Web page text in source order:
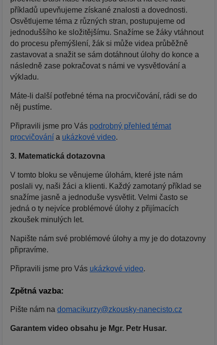
příkladů upevňujeme získané znalosti a dovednosti.
Osvětlujeme téma z různých stran, postupujeme od
jednoduššího ke složitějšímu. Snažíme se žáky vtáhnout
do procesu přemýšlení, žák si může videa průběžně
zastavovat a snažit se sám dotáhnout úlohy do konce a
následně zase pokračovat s námi ve vysvětlování a
výkladu.
Máte-li další potřebné téma na procvičování, rádi se do
něj pustíme.
Připravili jsme pro Vás podrobný přehled témat
procvičování a ukázkové video.
3. Matematická dotazovna
V tomto bloku se věnujeme úlohám, které jste nám
poslali vy, naši žáci a klienti. Každý zamotaný příklad se
snažíme jasně a jednoduše vysvětlit. Velmi často se
jedná o ty nejvíce problémové úlohy z přijímacích
zkoušek minulých let.
Napište nám své problémové úlohy a my je do dotazovny
připravíme.
Připravili jsme pro Vás ukázkové video.
Zpětná vazba:
Pište nám na domacikurzy@zkousky-nanecisto.cz
Garantem video obsahu je Mgr. Petr Husar.